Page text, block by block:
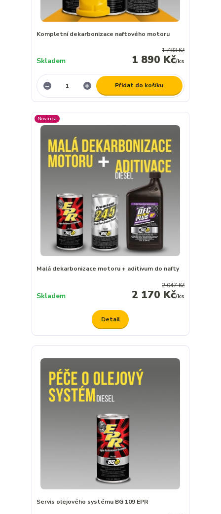
Kompletní dekarbonizace naftového motoru
1 783 Kč
1 890 Kč/ks
Skladem
Přidat do košíku
Novinka
Malá dekarbonizace motoru + aditivum do nafty
2 047 Kč
2 170 Kč/ks
Skladem
Detail
Servis olejového systému BG 109 EPR